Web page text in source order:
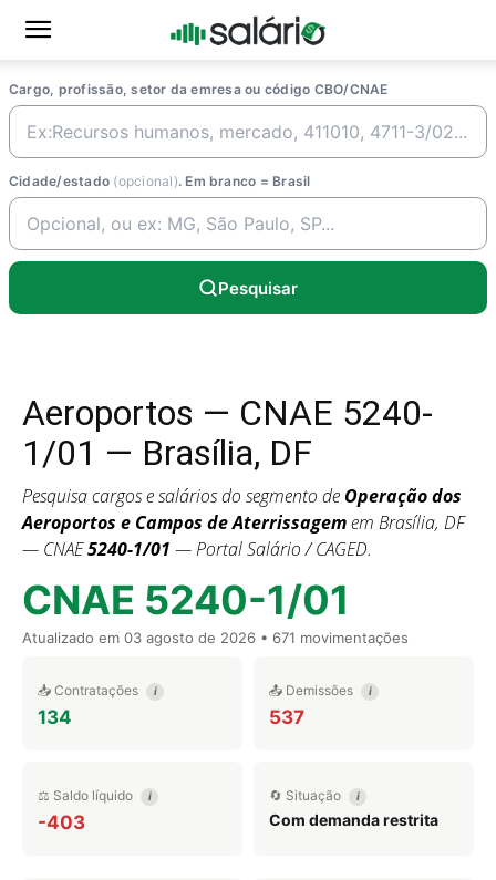
Cargo, profissão, setor da emresa ou código CBO/CNAE
Cidade/estado (opcional). Em branco = Brasil
Pesquisar
Aeroportos — CNAE 5240-
1/01 — Brasília, DF
Pesquisa cargos e salários do segmento de Operação dos
Aeroportos e Campos de Aterrissagemem Brasília, DF
— CNAE5240-1/01 — Portal Salário / CAGED.
CNAE 5240-1/01
Atualizado em 03 agosto de 2026 • 671 movimentações
📥 Contratações i
134
📤 Demissões i
537
⚖️ Saldo líquido i
-403
🔄 Situação i
Com demanda restrita